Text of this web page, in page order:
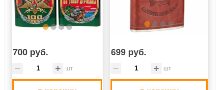
700 руб.
шт
699 руб.
шт